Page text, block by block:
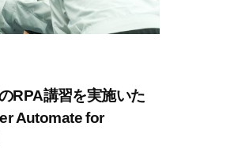
RPA講習を実施いた
Automate for